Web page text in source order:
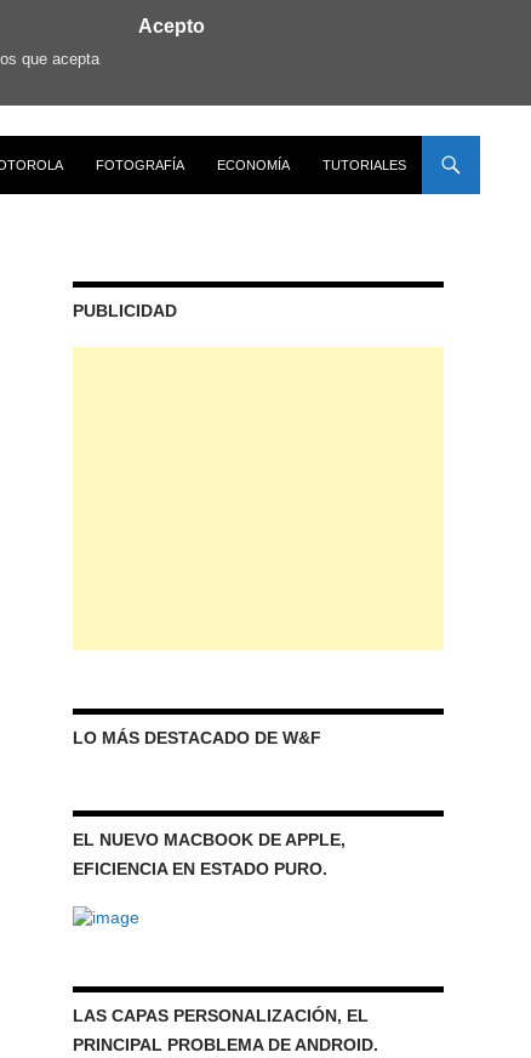
que acepta
Acepto
FOTOGRAFÍA ECONOMÍA TUTORIALES
PUBLICIDAD
LO MÁS DESTACADO DE W&F
EL NUEVO MACBOOK DE APPLE,
EFICIENCIA EN ESTADO PURO.
LAS CAPAS PERSONALIZACIÓN, EL
PRINCIPAL PROBLEMA DE ANDROID.